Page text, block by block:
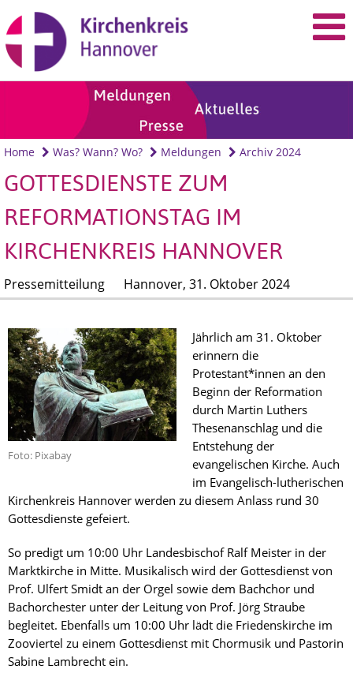
Home Was? Wann? Wo? Meldungen Archiv 2024
GOTTESDIENSTE ZUM
REFORMATIONSTAG IM
KIRCHENKREIS HANNOVER
Pressemitteilung Hannover, 31. Oktober 2024
Foto: Pixabay
Jährlich am 31. Oktober
erinnern die
Protestant*innen an den
Beginn der Reformation
durch Martin Luthers
Thesenanschlag und die
Entstehung der
evangelischen Kirche. Auch
im Evangelisch-lutherischen
Kirchenkreis Hannover werden zu diesem Anlass rund 30
Gottesdienste gefeiert.
So predigt um 10:00 Uhr Landesbischof Ralf Meister in der
Marktkirche in Mitte. Musikalisch wird der Gottesdienst von
Prof. Ulfert Smidt an der Orgel sowie dem Bachchor und
Bachorchester unter der Leitung von Prof. Jörg Straube
begleitet. Ebenfalls um 10:00 Uhr lädt die Friedenskirche im
Zooviertel zu einem Gottesdienst mit Chormusik und Pastorin
Sabine Lambrecht ein.